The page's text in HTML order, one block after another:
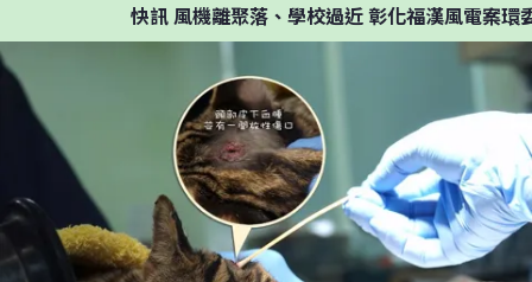
風機離聚落、學校過近 彰化福漢風電案環委建議不